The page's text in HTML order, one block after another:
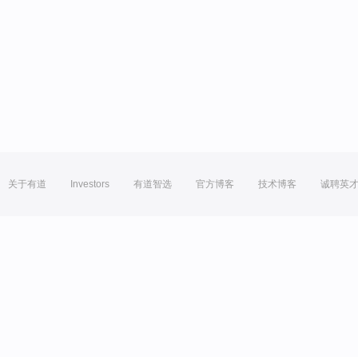
关于有道 Investors 有道智选 官方博客 技术博客 诚聘英才